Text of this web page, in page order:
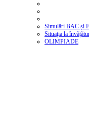
Simulări BAC și
Situația la
OLIMPIADE